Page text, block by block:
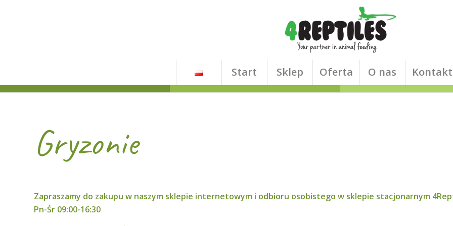
Start Sklep Oferta O nas Kontakt
Gryzonie
Zapraszamy do zakupu w naszym sklepie internetowym i odbioru osobistego w sklepie stacjonarnym
Pn-Śr 09:00-16:30